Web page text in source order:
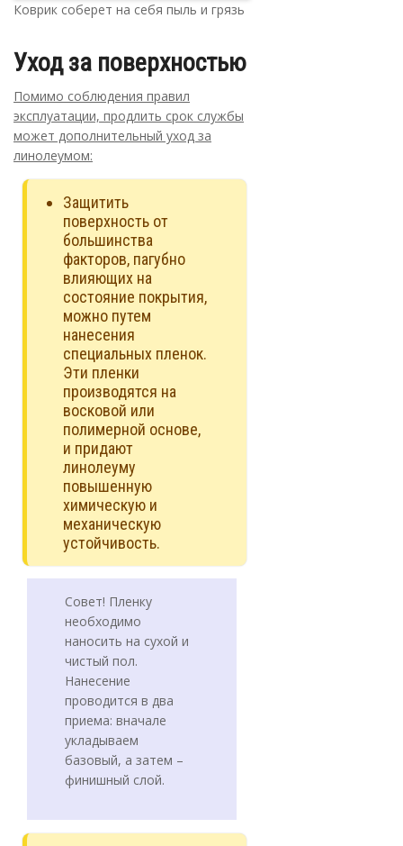
Коврик соберет на себя пыль и грязь
Уход за поверхностью
Помимо соблюдения правил
эксплуатации, продлить срок службы
может дополнительный уход за
линолеумом:
Защитить
поверхность от
большинства
факторов, пагубно
влияющих на
состояние покрытия,
можно путем
нанесения
специальных пленок.
Эти пленки
производятся на
восковой или
полимерной основе,
и придают
линолеуму
повышенную
химическую и
механическую
устойчивость.
Совет! Пленку
необходимо
наносить на сухой и
чистый пол.
Нанесение
проводится в два
приема: вначале
укладываем
базовый, а затем –
финишный слой.